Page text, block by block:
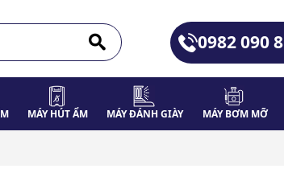
0982 090
MÁY HÚT ẨM MÁY ĐÁNH GIÀY MÁY BƠM MỠ